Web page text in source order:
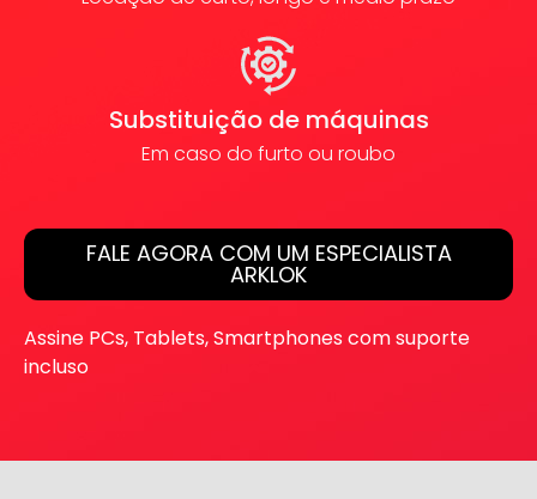
Substituição de máquinas
Em caso do furto ou roubo
FALE AGORA COM UM ESPECIALISTA
ARKLOK
Assine PCs, Tablets, Smartphones com suporte
incluso